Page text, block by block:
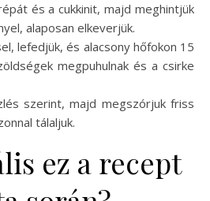
és a cukkinit, majd meghintjük
alaposan elkeverjük.
lefedjük, és alacsony hőfokon 15
megpuhulnak és a csirke
szerint, majd megszórjuk friss
tálaljuk.
ez a recept